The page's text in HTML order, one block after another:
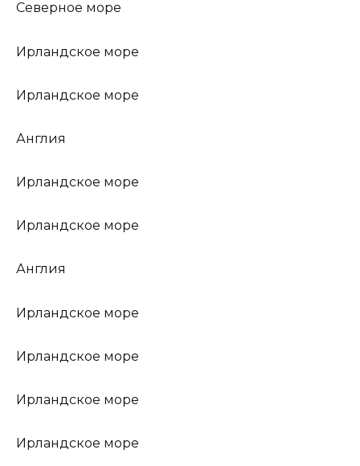
Северное море
Ирландское море
Ирландское море
Англия
Ирландское море
Ирландское море
Англия
Ирландское море
Ирландское море
Ирландское море
Ирландское море